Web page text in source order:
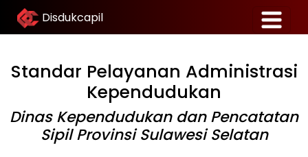
Disdukcapil
Standar Pelayanan Administrasi
Kependudukan
Dinas Kependudukan dan Pencatatan
Sipil Provinsi Sulawesi Selatan